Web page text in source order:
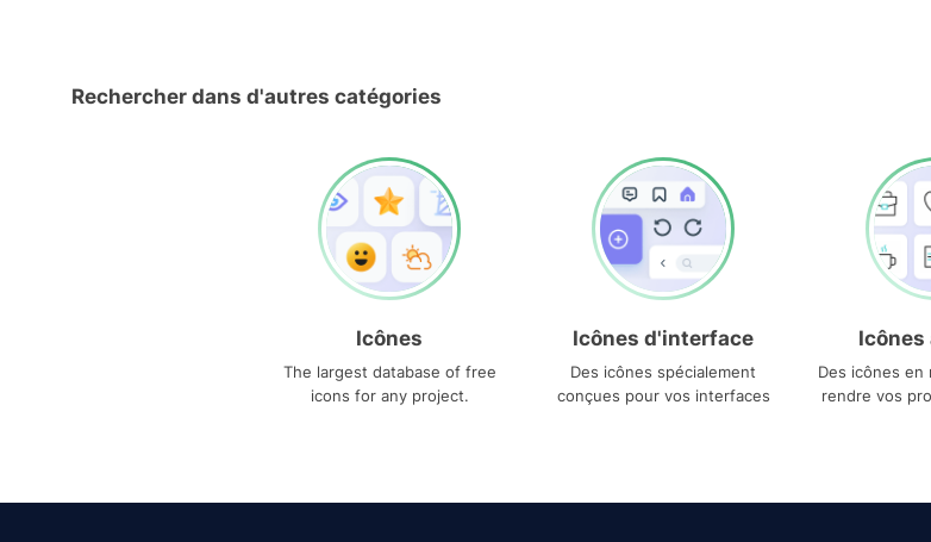
Rechercher dans d'autres catégories
Icônes
The largest database of free
icons for any project.
Icônes d'interface
Des icônes spécialement
conçues pour vos interfaces
Icônes
Des icônes en
rendre vos